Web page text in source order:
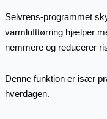
Selvrens-programmet
varmlufttørring hjælper
nemmere og reducerer
Denne funktion er især
hverdagen.